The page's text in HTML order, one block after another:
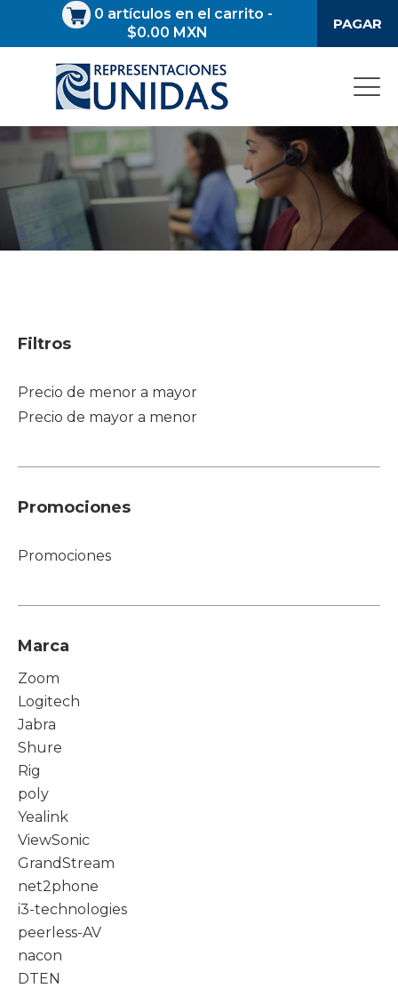
0 artículos en el carrito -
$0.00 MXN
PAGAR
Filtros
Precio de menor a mayor
Precio de mayor a menor
Promociones
Promociones
Marca
Zoom
Logitech
Jabra
Shure
Rig
poly
Yealink
ViewSonic
GrandStream
net2phone
i3-technologies
peerless-AV
nacon
DTEN